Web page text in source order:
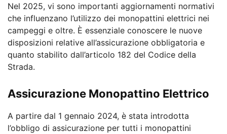
Nel 2025, vi sono importanti aggiornamenti normativi
che influenzano l’utilizzo dei monopattini elettrici nei
campeggi e oltre. È essenziale conoscere le nuove
disposizioni relative all’assicurazione obbligatoria e
quanto stabilito dall’articolo 182 del Codice della
Strada.
Assicurazione Monopattino Elettrico
A partire dal 1 gennaio 2024, è stata introdotta
l’obbligo di assicurazione per tutti i monopattini